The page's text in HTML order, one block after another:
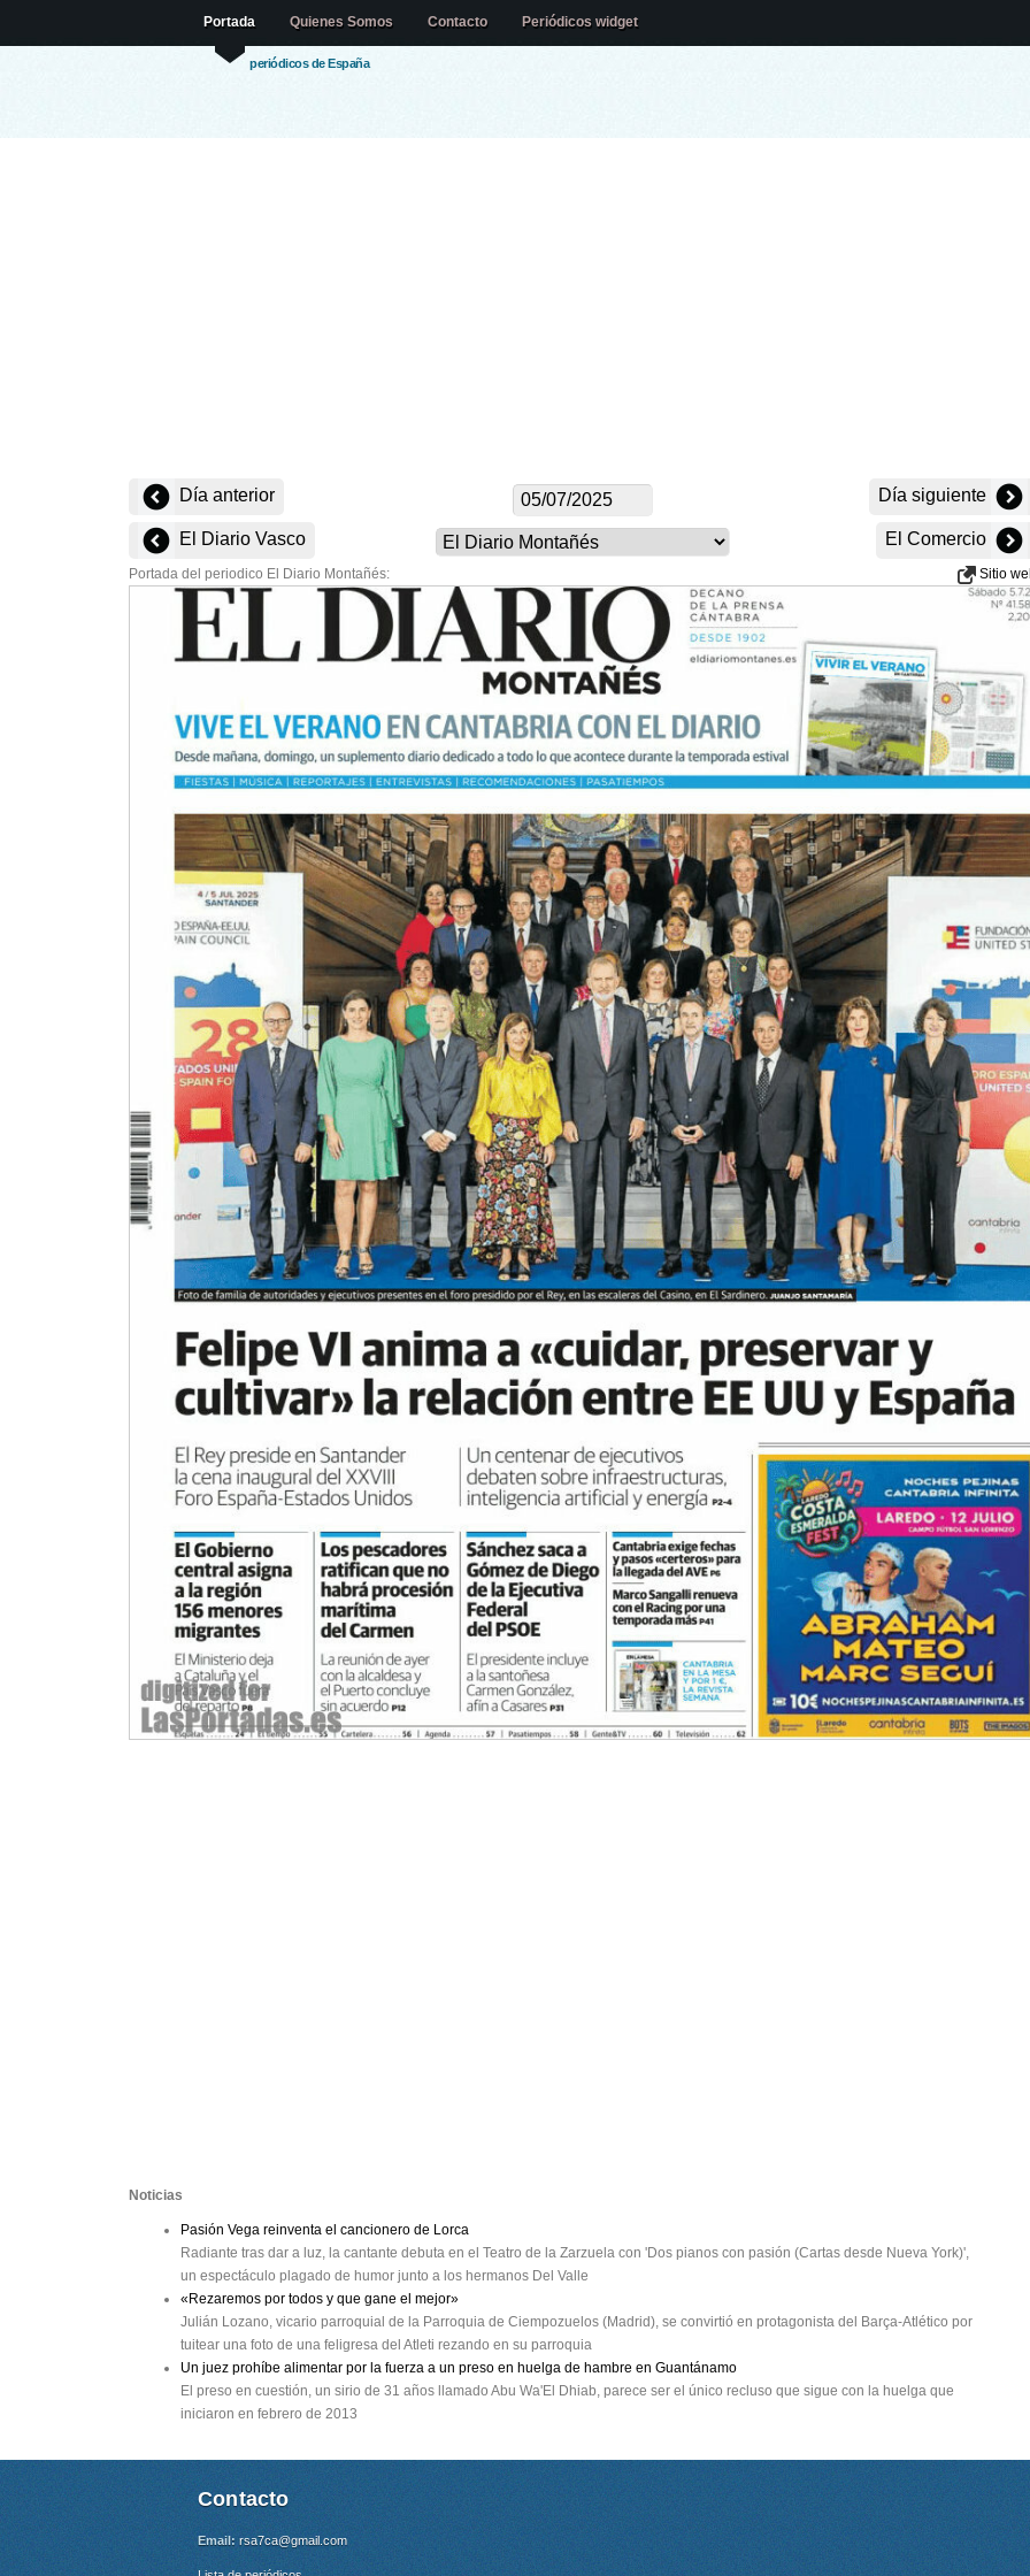
periódicos de España
Portada Quienes Somos Contacto Periódicos widget
Día anterior Día siguiente
El Diario Vasco El Comercio
Portada del periodico El Diario Montañés: Sitio
Noticias
Pasión Vega reinventa el cancionero de Lorca
Radiante tras dar a luz, la cantante debuta en el Teatro de la Zarzuela con 'Dos pianos con pasión (Cartas desde Nueva York)',
un espectáculo plagado de humor junto a los hermanos Del Valle
«Rezaremos por todos y que gane el mejor»
Julián Lozano, vicario parroquial de la Parroquia de Ciempozuelos (Madrid), se convirtió en protagonista del Barça-Atlético por
tuitear una foto de una feligresa del Atleti rezando en su parroquia
Un juez prohíbe alimentar por la fuerza a un preso en huelga de hambre en Guantánamo
El preso en cuestión, un sirio de 31 años llamado Abu Wa'El Dhiab, parece ser el único recluso que sigue con la huelga que
iniciaron en febrero de 2013
Contacto
Email: rsa7ca@gmail.com